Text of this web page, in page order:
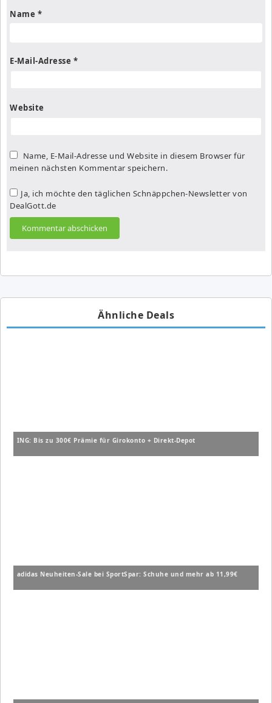
Name *
E-Mail-Adresse *
Website
Name, E-Mail-Adresse und Website in diesem Browser für
meinen nächsten Kommentar speichern.
Ja, ich möchte den täglichen Schnäppchen-Newsletter von
DealGott.de
Ähnliche Deals
ING: Bis zu 300€ Prämie für Girokonto + Direkt-Depot
adidas Neuheiten-Sale bei SportSpar: Schuhe und mehr ab 11,99€